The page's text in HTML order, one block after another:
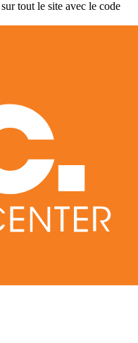
tout le site avec le code